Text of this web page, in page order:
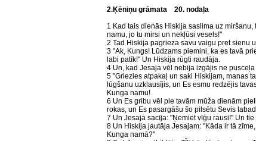
2.Ķēniņu grāmata
20. nodaļa
1 Kad tais dienās Hiskija saslima uz
namu, jo tu mirsi un nekļūsi vesels!"
2 Tad Hiskija pagrieza savu vaigu pret sienu
3 "Ak, Kungs! Lūdzams piemini, ka es tavā
labi patīk!" Un Hiskija rūgti raudāja.
4 Un, kad Jesaja vēl nebija izgājis ne
5 "Griezies atpakaļ un saki Hiskijam, manas
lūgšanu uzklausījis, un Es esmu redzējis
Kunga namu!
6 Un Es gribu vēl pie tavām mūža dienām
rokas, un Es pasargāšu šo pilsētu Sevis
7 Un Jesaja sacīja: "Ņemiet vīģu rausi!" Un
8 Un Hiskija jautāja Jesajam: "Kāda ir tā
Kunga namā?"